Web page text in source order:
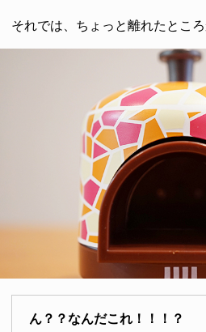
それでは、ちょっと離れたとこ
ん？？なんだこれ！！！？